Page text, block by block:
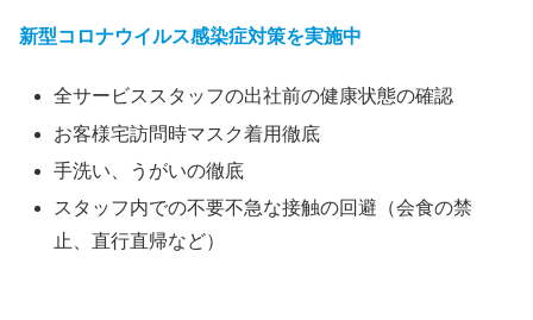
新型コロナウイルス感染症対策を実施中
全サービススタッフの出社前の健康状態の確認
お客様宅訪問時マスク着用徹底
手洗い、うがいの徹底
スタッフ内での不要不急な接触の回避（会食の禁
止、直行直帰など）